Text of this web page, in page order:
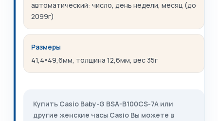
автоматический: число, день недели, месяц (до
2099г)
Размеры
41,4×49,6мм, толщина 12,6мм, вес 35г
Купить Casio Baby-G BSA-B100CS-7A или
другие женские часы Casio Вы можете в